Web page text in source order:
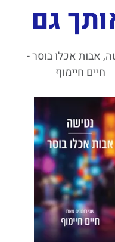
גם
אבות אכלו בוסר -
חיים חיימוף